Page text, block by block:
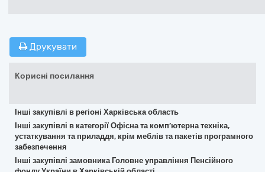
Друкувати
Корисні посилання
Інші закупівлі в регіоні Харківська область
Інші закупівлі в категорії Офісна та комп’ютерна техніка,
устаткування та приладдя, крім меблів та пакетів програмного
забезпечення
Інші закупівлі замовника Головне управління Пенсійного